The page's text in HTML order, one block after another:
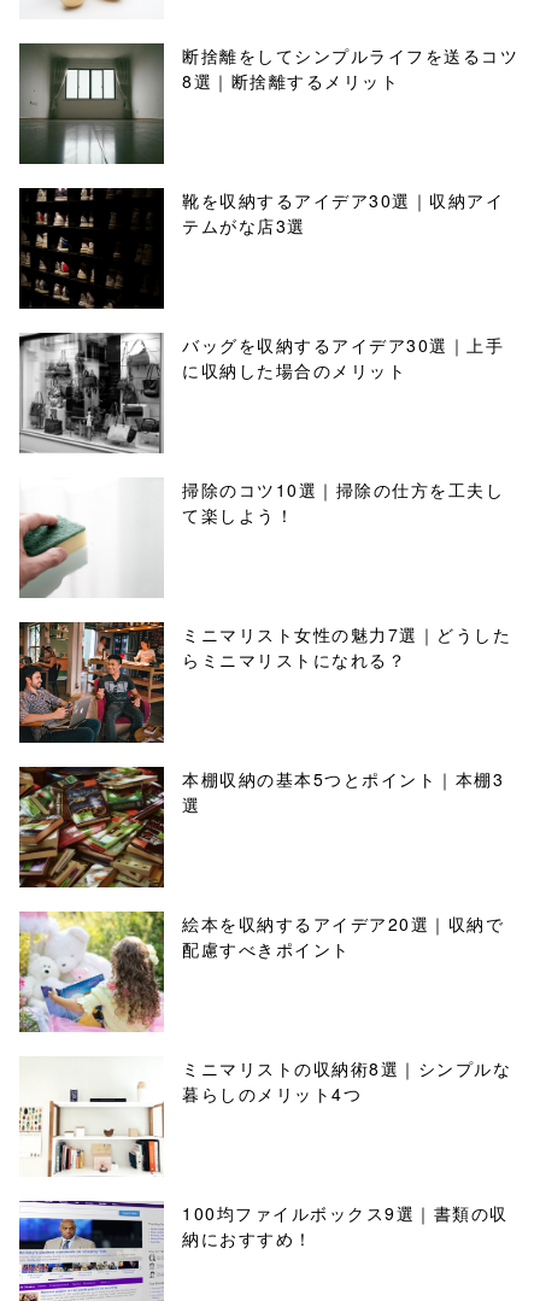
断捨離をしてシンプルライフを送るコツ
8選｜断捨離するメリット
靴を収納するアイデア30選｜収納アイ
テムがな店3選
バッグを収納するアイデア30選｜上手
に収納した場合のメリット
掃除のコツ10選｜掃除の仕方を工夫し
て楽しよう！
ミニマリスト女性の魅力7選｜どうした
らミニマリストになれる？
本棚収納の基本5つとポイント｜本棚3
選
絵本を収納するアイデア20選｜収納で
配慮すべきポイント
ミニマリストの収納術8選｜シンプルな
暮らしのメリット4つ
100均ファイルボックス9選｜書類の収
納におすすめ！